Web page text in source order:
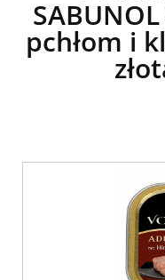
pchłom i